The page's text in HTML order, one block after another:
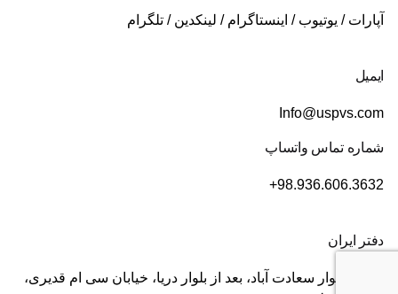
آپارات / یوتیوب / اینستاگرام / لینکدین / تلگرام
ایمیل
Info@uspvs.com
شماره تماس واتساپ
+98.936.606.3632
دفتر ایران
، بلوار سعادت آباد، بعد از بلوار دریا، خیابان سی ام قدیری،